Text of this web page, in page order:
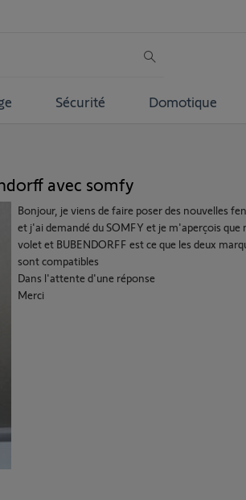
Sécurité Domotique
avec somfy
Bonjour, je viens de faire poser des nouvelles
et j'ai demandé du SOMFY et je m'aperçois que
volet et BUBENDORFF est ce que les deux
sont compatibles
Dans l'attente d'une réponse
Merci